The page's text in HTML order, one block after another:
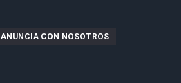
ANUNCIA CON NOSOTROS